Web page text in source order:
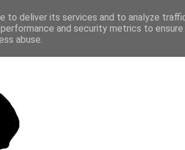
to deliver its services and to analyze
and security metrics to
abuse.